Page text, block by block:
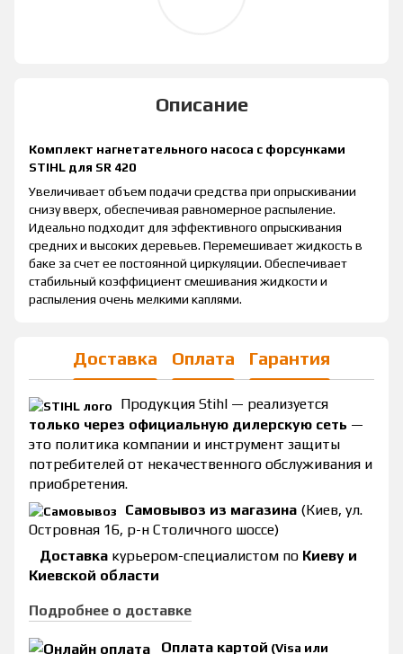
Описание
Комплект нагнетательного насоса с форсунками
STIHL для SR 420
Увеличивает объем подачи средства при опрыскивании
снизу вверх, обеспечивая равномерное распыление.
Идеально подходит для эффективного опрыскивания
средних и высоких деревьев. Перемешивает жидкость в
баке за счет ее постоянной циркуляции. Обеспечивает
стабильный коэффициент смешивания жидкости и
распыления очень мелкими каплями.
Доставка Оплата Гарантия
Продукция Stihl — реализуется
только через официальную дилерскую сеть —
это политика компании и инструмент защиты
потребителей от некачественного обслуживания и
приобретения.
Самовывоз из магазина (Киев, ул.
Островная 16, р-н Столичного шоссе)
Доставка курьером-специалистом по Киеву и
Киевской области
Подробнее о доставке
Оплата картой (Visa или